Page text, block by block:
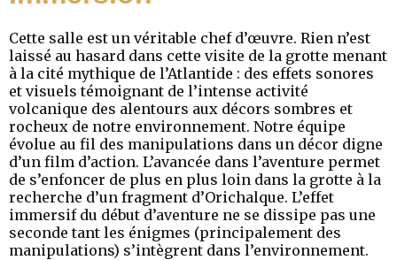
Cette salle est un véritable chef d’œuvre. Rien n’est
laissé au hasard dans cette visite de la grotte menant
à la cité mythique de l’Atlantide : des effets sonores
et visuels témoignant de l’intense activité
volcanique des alentours aux décors sombres et
rocheux de notre environnement. Notre équipe
évolue au fil des manipulations dans un décor digne
d’un film d’action. L’avancée dans l’aventure permet
de s’enfoncer de plus en plus loin dans la grotte à la
recherche d’un fragment d’Orichalque. L’effet
immersif du début d’aventure ne se dissipe pas une
seconde tant les énigmes (principalement des
manipulations) s’intègrent dans l’environnement.